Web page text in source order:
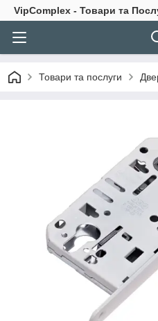
VipComplex - Товари та
Товари та послуги